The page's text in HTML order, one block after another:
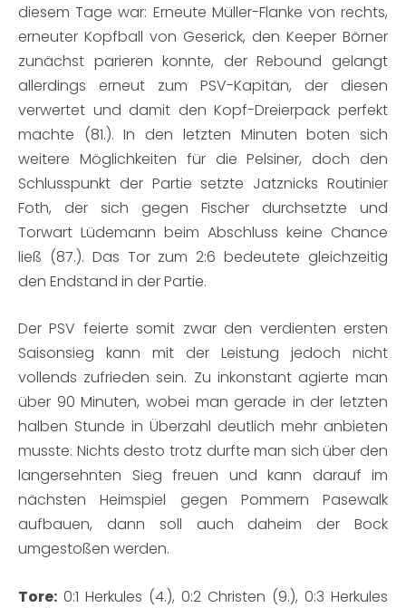
diesem Tage war: Erneute Müller-Flanke von rechts,
erneuter Kopfball von Geserick, den Keeper Börner
zunächst parieren konnte, der Rebound gelangt
allerdings erneut zum PSV-Kapitän, der diesen
verwertet und damit den Kopf-Dreierpack perfekt
machte (81.). In den letzten Minuten boten sich
weitere Möglichkeiten für die Pelsiner, doch den
Schlusspunkt der Partie setzte Jatznicks Routinier
Foth, der sich gegen Fischer durchsetzte und
Torwart Lüdemann beim Abschluss keine Chance
ließ (87.). Das Tor zum 2:6 bedeutete gleichzeitig
den Endstand in der Partie.
Der PSV feierte somit zwar den verdienten ersten
Saisonsieg kann mit der Leistung jedoch nicht
vollends zufrieden sein. Zu inkonstant agierte man
über 90 Minuten, wobei man gerade in der letzten
halben Stunde in Überzahl deutlich mehr anbieten
musste. Nichts desto trotz durfte man sich über den
langersehnten Sieg freuen und kann darauf im
nächsten Heimspiel gegen Pommern Pasewalk
aufbauen, dann soll auch daheim der Bock
umgestoßen werden.
Tore: 0:1 Herkules (4.), 0:2 Christen (9.), 0:3 Herkules